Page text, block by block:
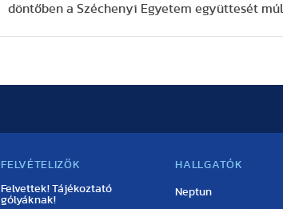
döntőben a Széchenyi Egyetem együttesét
FELVÉTELIZŐK
Felvettek! Tájékoztató
gólyáknak!
HALLGATÓK
Neptun